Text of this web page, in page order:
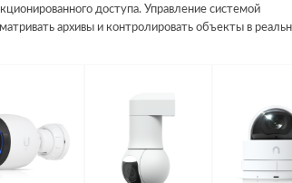
доступа. Управление системой
архивы и контролировать объекты в